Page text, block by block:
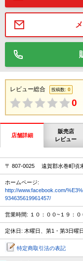
レビュー総合 投稿数: 0
0
店舗詳細
販売店
レビュー
〒 807-0025 遠賀郡水巻町頃
ホームページ:
http://www.facebook.com/
934635619961457/
営業時間: １０：００~１９：０
定休日: 木曜日、第1・第3日曜日
特定商取引法の表記